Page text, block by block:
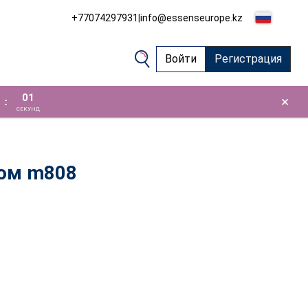
+77074297931|info@essenseurope.kz
Войти Регистрация
: 01
СЕКУНД ×
m808